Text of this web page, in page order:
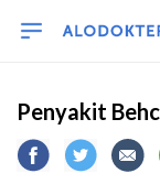
Penyakit